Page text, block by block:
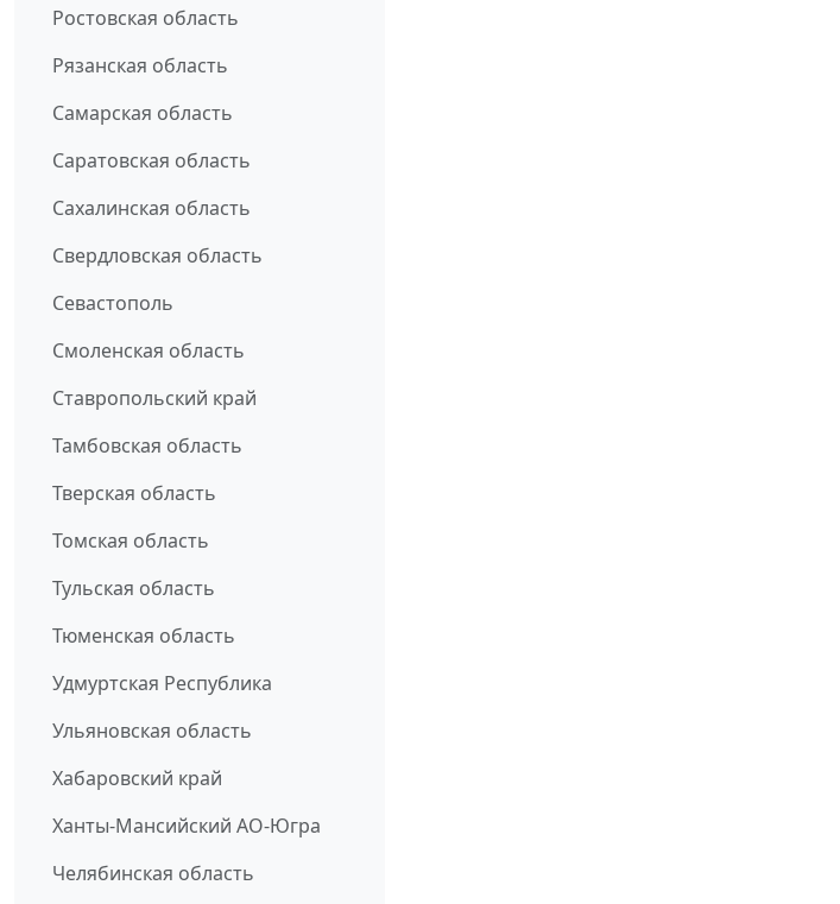
Ростовская область
Рязанская область
Самарская область
Саратовская область
Сахалинская область
Свердловская область
Севастополь
Смоленская область
Ставропольский край
Тамбовская область
Тверская область
Томская область
Тульская область
Тюменская область
Удмуртская Республика
Ульяновская область
Хабаровский край
Ханты-Мансийский АО-Югра
Челябинская область